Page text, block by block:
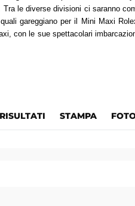
le diverse divisioni ci saranno
gareggiano per il Mini Maxi
con le sue spettacolari
RISULTATI STAMPA